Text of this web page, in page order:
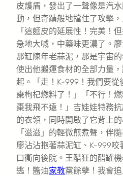
皮護盾，發出了一聲像是汽
動，但奇蹟般地擋住了攻擊
「這麵皮的延展性！完美！
急地大喊，中藥味更濃了。
那缸陳年老蒜泥，那是宇宙
使出他搬運食材的全部力量
起。「走！K-999！我們要從
棗枸杞燃料了！」「不行！
棗我飛不遠！」吉娃娃特務
的衣領，同時開啟了它背上
「滋滋」的輕微煎煮聲，伴
廖沾沾抱著蒜泥缸、K-999咬
口衝向後院。王醋狂的醋罐
逃！醬油家教黨餘孽！我會